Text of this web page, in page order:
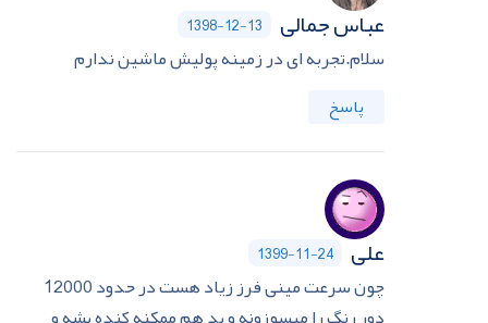
عباس جمالی 1398-12-13
سلام.تجربه ای در زمینه پولیش ماشین ندارم
پاسخ
علی 1399-11-24
چون سرعت مینی فرز زیاد هست در حدود 12000